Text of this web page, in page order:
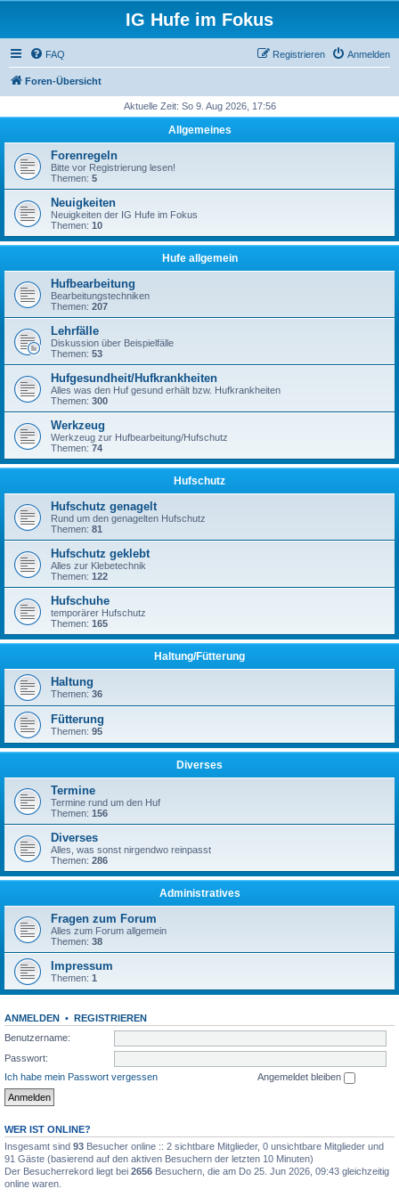
IG Hufe im Fokus
FAQ Anmelden
Registrieren
Foren-Übersicht
Aktuelle Zeit: So 9. Aug 2026, 17:56
Allgemeines
Forenregeln
Bitte vor Registrierung lesen!
Themen: 5
Neuigkeiten
Neuigkeiten der IG Hufe im Fokus
Themen: 10
Hufe allgemein
Hufbearbeitung
Bearbeitungstechniken
Themen: 207
Lehrfälle
Diskussion über Beispielfälle
Themen: 53
Hufgesundheit/Hufkrankheiten
Alles was den Huf gesund erhält bzw. Hufkrankheiten
Themen: 300
Werkzeug
Werkzeug zur Hufbearbeitung/Hufschutz
Themen: 74
Hufschutz
Hufschutz genagelt
Rund um den genagelten Hufschutz
Themen: 81
Hufschutz geklebt
Alles zur Klebetechnik
Themen: 122
Hufschuhe
temporärer Hufschutz
Themen: 165
Haltung/Fütterung
Haltung
Themen: 36
Fütterung
Themen: 95
Diverses
Termine
Termine rund um den Huf
Themen: 156
Diverses
Alles, was sonst nirgendwo reinpasst
Themen: 286
Administratives
Fragen zum Forum
Alles zum Forum allgemein
Themen: 38
Impressum
Themen: 1
ANMELDEN • REGISTRIEREN
Benutzername:
Passwort:
Ich habe mein Passwort vergessen
Angemeldet bleiben
WER IST ONLINE?
Insgesamt sind 93 Besucher online :: 2 sichtbare Mitglieder, 0 unsichtbare Mitglieder und
91 Gäste (basierend auf den aktiven Besuchern der letzten 10 Minuten)
Der Besucherrekord liegt bei 2656 Besuchern, die am Do 25. Jun 2026, 09:43 gleichzeitig
online waren.